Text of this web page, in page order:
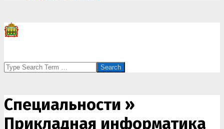
Search
Специальности »
Прикладная информатика